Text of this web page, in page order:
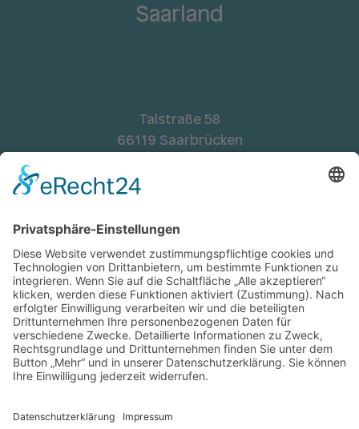
Saarland
Talstraße 58
66119 Saarbrücken
Telefon:
Fax: 068195448-48
landesverband.saar@spd.de
Mitglied werden